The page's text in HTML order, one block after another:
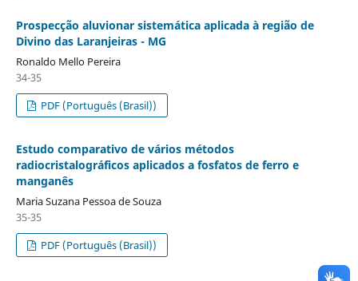
Prospecção aluvionar sistemática aplicada à região de
Divino das Laranjeiras - MG
Ronaldo Mello Pereira
34-35
PDF (Português (Brasil))
Estudo comparativo de vários métodos
radiocristalográficos aplicados a fosfatos de ferro e
manganês
Maria Suzana Pessoa de Souza
35-35
PDF (Português (Brasil))